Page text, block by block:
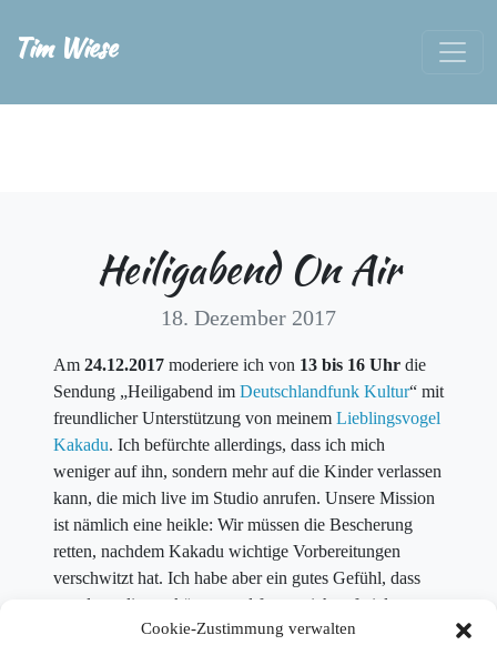
Cookie-Zustimmung verwalten
Tim Wiese
Heiligabend On Air
18. Dezember 2017
Am 24.12.2017 moderiere ich von 13 bis 16 Uhr die
Sendung „Heiligabend im Deutschlandfunk Kultur“ mit
freundlicher Unterstützung von meinem Lieblingsvogel
Kakadu. Ich befürchte allerdings, dass ich mich
weniger auf ihn, sondern mehr auf die Kinder verlassen
kann, die mich live im Studio anrufen. Unsere Mission
ist nämlich eine heikle: Wir müssen die Bescherung
retten, nachdem Kakadu wichtige Vorbereitungen
verschwitzt hat. Ich habe aber ein gutes Gefühl, dass
uns das gelingen könnte und freue mich auf viele